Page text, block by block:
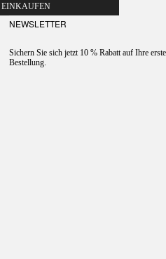
EINKAUFEN
NEWSLETTER
Sichern Sie sich jetzt 10 % Rabatt auf Ihre erste
Bestellung.